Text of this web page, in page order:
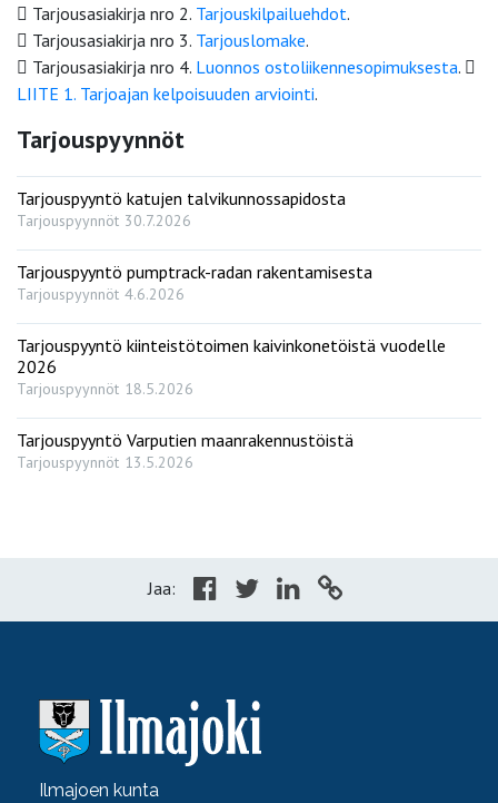
 Tarjousasiakirja nro 2. Tarjouskilpailuehdot.
 Tarjousasiakirja nro 3. Tarjouslomake.
 Tarjousasiakirja nro 4. Luonnos ostoliikennesopimuksesta. 
LIITE 1. Tarjoajan kelpoisuuden arviointi.
Tarjouspyynnöt
Tarjouspyyntö katujen talvikunnossapidosta
Tarjouspyynnöt 30.7.2026
Tarjouspyyntö pumptrack-radan rakentamisesta
Tarjouspyynnöt 4.6.2026
Tarjouspyyntö kiinteistötoimen kaivinkonetöistä vuodelle
2026
Tarjouspyynnöt 18.5.2026
Tarjouspyyntö Varputien maanrakennustöistä
Tarjouspyynnöt 13.5.2026
Jaa:
Ilmajoen kunta